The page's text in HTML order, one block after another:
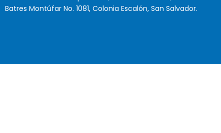
Batres Montúfar No. 1081, Colonia Escalón, San Salvador.